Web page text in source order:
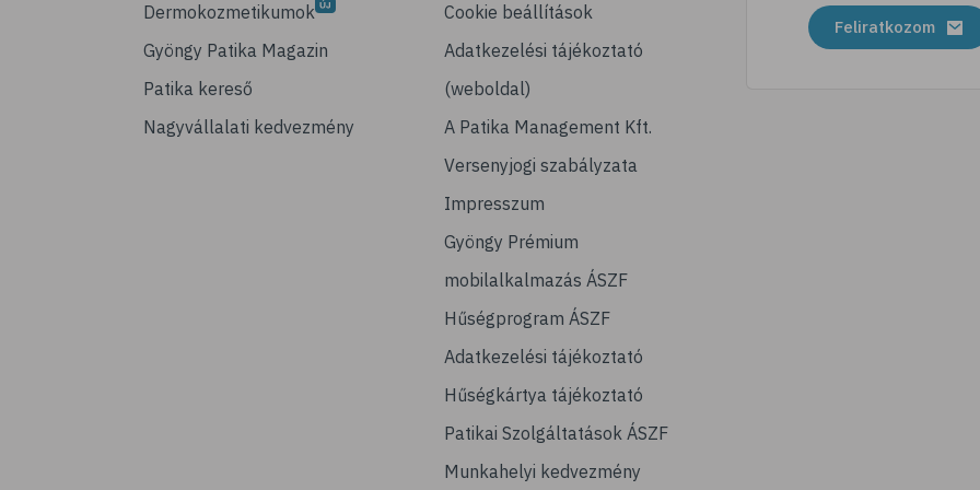
Dermokozmetikumok
Gyöngy Patika Magazin
Patika kereső
Nagyvállalati kedvezmény
Cookie beállítások
Adatkezelési tájékoztató
(weboldal)
A Patika Management Kft.
Versenyjogi szabályzata
Impresszum
Gyöngy Prémium
mobilalkalmazás ÁSZF
Hűségprogram ÁSZF
Adatkezelési tájékoztató
Hűségkártya tájékoztató
Patikai Szolgáltatások ÁSZF
Munkahelyi kedvezmény
Feliratkozom